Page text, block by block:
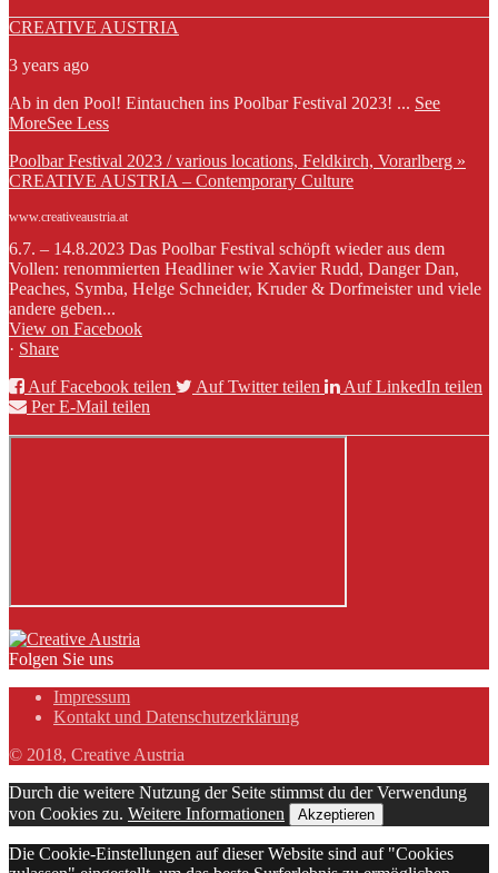
CREATIVE AUSTRIA
3 years ago
Ab in den Pool! Eintauchen ins Poolbar Festival 2023! ... See
MoreSee Less
Poolbar Festival 2023 / various locations, Feldkirch, Vorarlberg »
CREATIVE AUSTRIA – Contemporary Culture
www.creativeaustria.at
6.7. – 14.8.2023 Das Poolbar Festival schöpft wieder aus dem
Vollen: renommierten Headliner wie Xavier Rudd, Danger Dan,
Peaches, Symba, Helge Schneider, Kruder & Dorfmeister und viele
andere geben...
View on Facebook
· Share
Auf Facebook teilen
Auf Twitter teilen
Auf LinkedIn teilen
Per E-Mail teilen
Folgen Sie uns
Impressum
Kontakt und Datenschutzerklärung
© 2018, Creative Austria
Durch die weitere Nutzung der Seite stimmst du der Verwendung
von Cookies zu. Weitere Informationen Akzeptieren
Die Cookie-Einstellungen auf dieser Website sind auf "Cookies